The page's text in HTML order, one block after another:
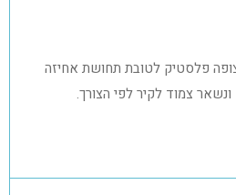
פלסטיק לטובת תחושת אחיזה
צמוד לקיר לפי הצורך.